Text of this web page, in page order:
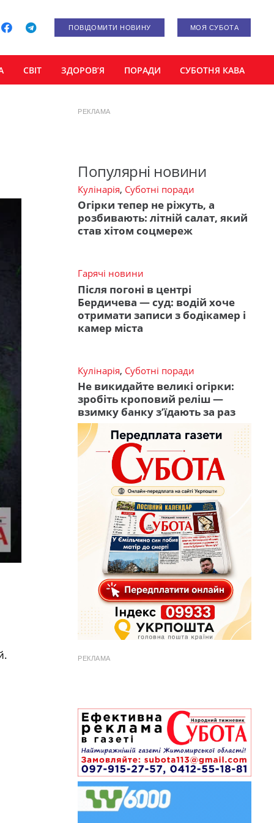
ПОВІДОМИТИ НОВИНУ МОЯ СУБОТА
СВІТ ЗДОРОВ’Я ПОРАДИ СУБОТНЯ КАВА
РЕКЛАМА
Популярні новини
Кулінарія, Суботні поради
Огірки тепер не ріжуть, а
розбивають: літній салат, який
став хітом соцмереж
Гарячі новини
Після погоні в центрі
Бердичева — суд: водій хоче
отримати записи з бодікамер і
камер міста
Кулінарія, Суботні поради
Не викидайте великі огірки:
зробіть кроповий реліш —
взимку банку з’їдають за раз
РЕКЛАМА